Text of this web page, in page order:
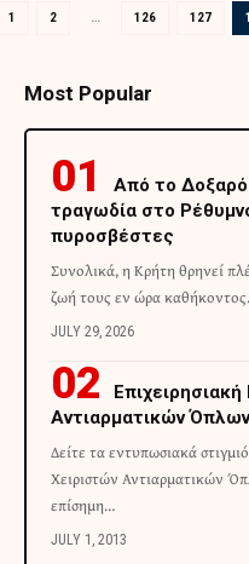
1 2 … 126 127
Most Popular
Από το
τραγωδία στο
πυροσβέστες
Συνολικά, η Κρήτη θρηνεί
ζωή τους εν ώρα
JULY 29, 2026
Αντιαρματικών
Δείτε τα εντυπωσιακά
Χειριστών Αντιαρματικών
επίσημη…
JULY 1, 2013